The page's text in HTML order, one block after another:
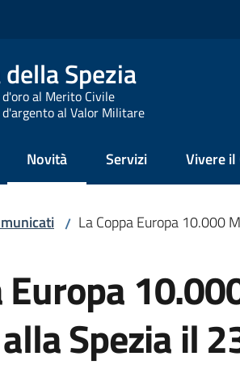
Spezia
al Merito Civile
al Valor Militare
Novità
Menu selezionato
Servizi Vivere il
/ La Coppa Europa 10.000
Europa
Spezia il